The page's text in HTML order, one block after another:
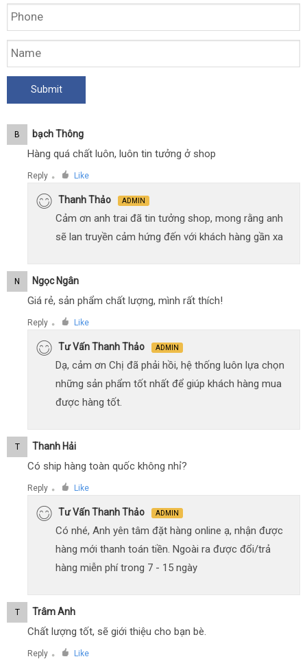
B Bạch Thông
Hàng quá chất luôn, luôn tin tưởng ở shop
Reply ● Like
Thanh Thảo ADMIN
Cảm ơn anh trai đã tin tưởng shop, mong rằng anh
sẽ lan truyền cảm hứng đến với khách hàng gần xa
N Ngọc Ngân
Giá rẻ, sản phẩm chất lượng, mình rất thích!
Reply ● Like
Tư Vấn Thanh Thảo ADMIN
Dạ, cảm ơn Chị đã phải hồi, hệ thống luôn lựa chọn
những sản phẩm tốt nhất để giúp khách hàng mua
được hàng tốt.
T Thanh Hải
Có ship hàng toàn quốc không nhỉ?
Reply ● Like
Tư Vấn Thanh Thảo ADMIN
Có nhé, Anh yên tâm đặt hàng online ạ, nhận được
hàng mới thanh toán tiền. Ngoài ra được đổi/trả
hàng miễn phí trong 7 - 15 ngày
T Trâm Anh
Chất lượng tốt, sẽ giới thiệu cho bạn bè.
Reply ● Like